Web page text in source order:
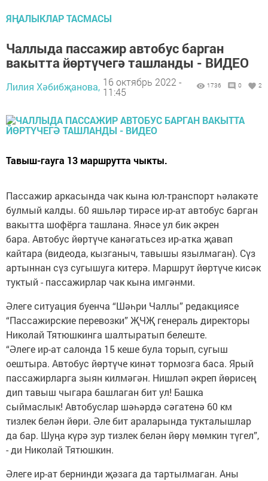
ЯҢАЛЫКЛАР ТАСМАСЫ
Чаллыда пассажир автобус барган
вакытта йөртүчегә ташланды - ВИДЕО
Лилия Хәбибҗанова, 16 октябрь 2022 -
11:45
1736 0 2
Тавыш-гауга 13 маршрутта чыкты.
Пассажир аркасында чак кына юл-транспорт һәлакәте
булмый калды. 60 яшьләр тирәсе ир-ат автобус барган
вакытта шофёрга ташлана. Янәсе ул бик әкрен
бара. Автобус йөртүче канәгатьсез ир-атка җавап
кайтара (видеода, кызганыч, тавышы язылмаган). Сүз
артыннан сүз сугышуга китерә. Маршрут йөртүче кисәк
туктый - пассажирлар чак кына имгәнми.
Әлеге ситуация буенча “Шәһри Чаллы” редакциясе
“Пассажирские перевозки” ҖЧҖ генераль директоры
Николай Тятюшкинга шалтыратып белеште.
“Әлеге ир-ат салонда 15 кеше була торып, сугыш
оештыра. Автобус йөртүче кинәт тормозга баса. Ярый
пассажирларга зыян килмәгән. Нишләп әкреп йөрисең
дип тавыш чыгара башлаган бит ул! Башка
сыймаслык! Автобуслар шәһәрдә сәгатенә 60 км
тизлек белән йөри. Әле бит араларында тукталышлар
да бар. Шуңа күрә зур тизлек белән йөрү мөмкин түгел”,
- ди Николай Тятюшкин.
Әлеге ир-ат бернинди җәзага да тартылмаган. Аны